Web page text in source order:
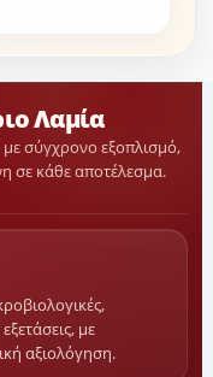
Λαμία
σύγχρονο εξοπλισμό,
σε κάθε αποτέλεσμα.
με
αξιολόγηση.